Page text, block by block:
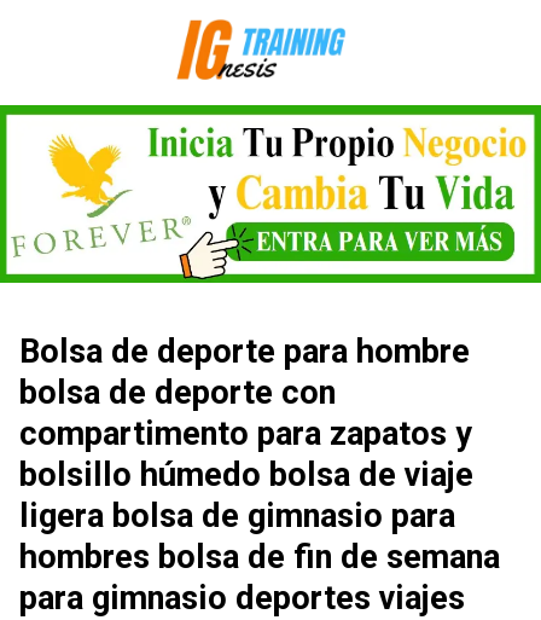
Bolsa de deporte para hombre
bolsa de deporte con
compartimento para zapatos y
bolsillo húmedo bolsa de viaje
ligera bolsa de gimnasio para
hombres bolsa de fin de semana
para gimnasio deportes viajes